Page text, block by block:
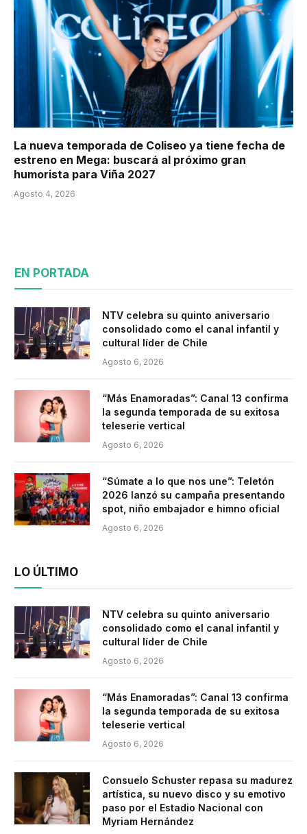
La nueva temporada de Coliseo ya tiene fecha de
estreno en Mega: buscará al próximo gran
humorista para Viña 2027
Agosto 4, 2026
EN PORTADA
NTV celebra su quinto aniversario
consolidado como el canal infantil y
cultural líder de Chile
Agosto 6, 2026
“Más Enamoradas”: Canal 13 confirma
la segunda temporada de su exitosa
teleserie vertical
Agosto 6, 2026
“Súmate a lo que nos une”: Teletón
2026 lanzó su campaña presentando
spot, niño embajador e himno oficial
Agosto 6, 2026
LO ÚLTIMO
NTV celebra su quinto aniversario
consolidado como el canal infantil y
cultural líder de Chile
Agosto 6, 2026
“Más Enamoradas”: Canal 13 confirma
la segunda temporada de su exitosa
teleserie vertical
Agosto 6, 2026
Consuelo Schuster repasa su madurez
artística, su nuevo disco y su emotivo
paso por el Estadio Nacional con
Myriam Hernández